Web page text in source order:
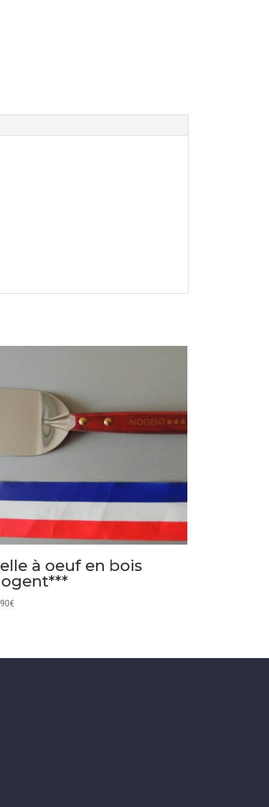
à oeuf en bois
€